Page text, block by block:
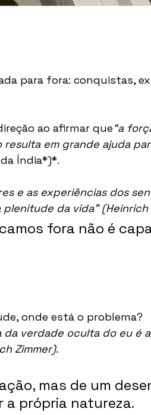
para fora: conquistas,
ao afirmar que“a
em grande ajuda
Índia*)*.
e as experiências dos
da vida” (Heinrich
fora não é
onde está o problema?
da verdade oculta do eu é
Zimmer).
mas de um
a própria natureza.